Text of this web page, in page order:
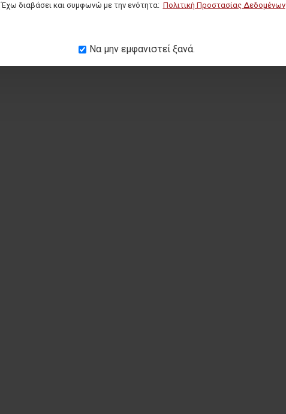
Έχω διαβάσει και συμφωνώ με την ενότητα: Πολιτική Προστασίας Δεδομένων
Να μην εμφανιστεί ξανά.